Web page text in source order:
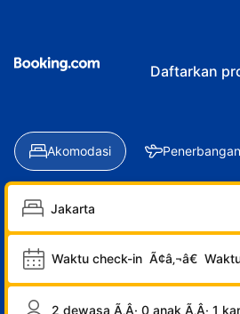
Daftarkan
Akomodasi Penerbangan
Waktu check-in Ã¢â‚¬â€
2 dewasa Ã‚Â· 0 anak Ã‚Â· 1